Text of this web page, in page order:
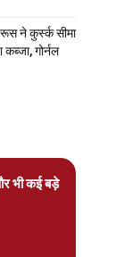
ने कुर्स्क सीमा
गोर्नल
भी कई बड़े